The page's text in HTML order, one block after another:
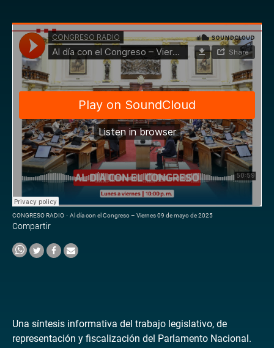
CONGRESO RADIO · Al día con el Congreso – Viernes 09 de mayo de 2025
Compartir
Una síntesis informativa del trabajo legislativo, de
representación y fiscalización del Parlamento Nacional.